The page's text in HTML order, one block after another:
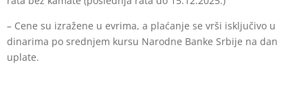
– Cene su izražene u evrima, a plaćanje se vrši isključivo u
dinarima po srednjem kursu Narodne Banke Srbije na dan
uplate.